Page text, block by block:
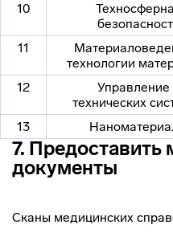
10
11
технологии
12
Управление
технических
13
7. Предоставить
документы
Сканы медицинских